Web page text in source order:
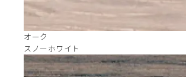
オーク
スノーホワイト